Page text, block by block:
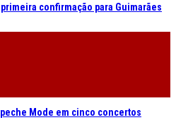
confirmação para Guimarães
Mode em cinco concertos